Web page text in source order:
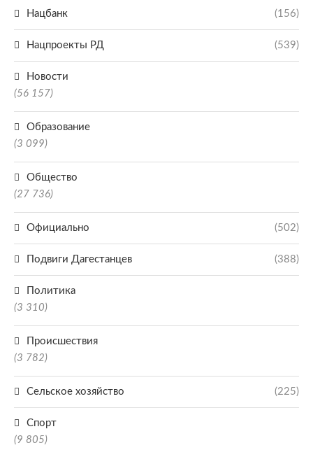
Нацбанк (156)
Нацпроекты РД (539)
Новости
(56 157)
Образование
(3 099)
Общество
(27 736)
Официально (502)
Подвиги Дагестанцев (388)
Политика
(3 310)
Происшествия
(3 782)
Сельское хозяйство (225)
Спорт
(9 805)